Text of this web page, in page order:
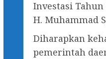
Investasi
H. Muhammad
Diharapkan
pemerintah